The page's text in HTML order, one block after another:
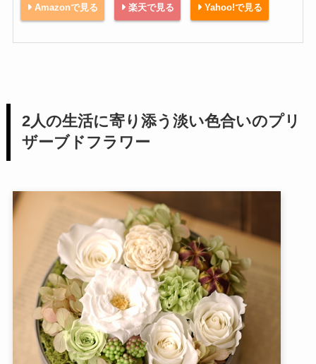
Amazonで見る 楽天で見る Yahoo!で見る
2人の生活に寄り添う淡い色合いのプリ
ザーブドフラワー